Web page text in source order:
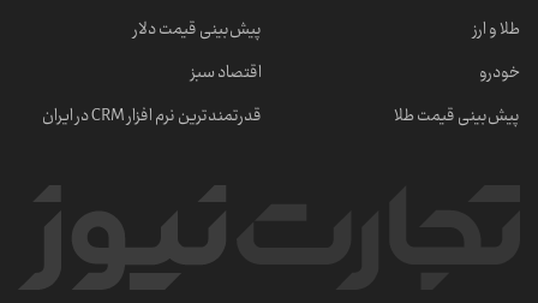
طلا و ارز
خودرو
پیش‌بینی قیمت طلا
پیش‌بینی قیمت دلار
اقتصاد سبز
قدرتمندترین نرم‌ افزار CRM در ایران